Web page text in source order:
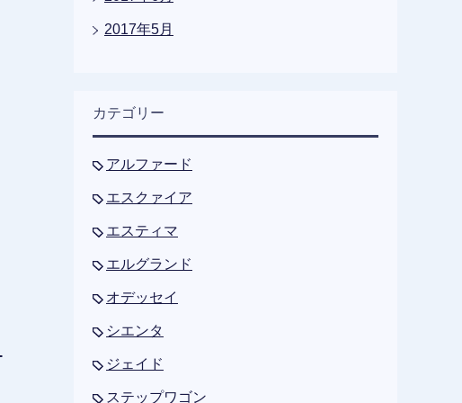
2017年5月
カテゴリー
アルファード
エスクァイア
エスティマ
エルグランド
オデッセイ
シエンタ
ジェイド
ステップワゴン